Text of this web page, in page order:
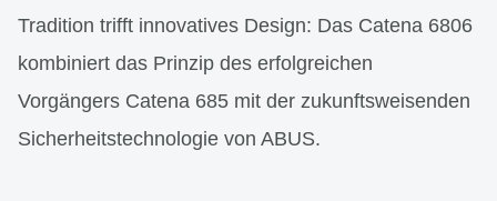
Tradition trifft innovatives Design: Das Catena 6806
kombiniert das Prinzip des erfolgreichen
Vorgängers Catena 685 mit der zukunftsweisenden
Sicherheitstechnologie von ABUS.